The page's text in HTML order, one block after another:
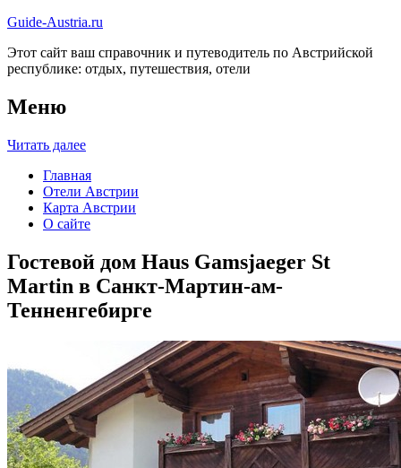
Guide-Austria.ru
Этот сайт ваш справочник и путеводитель по Австрийской
республике: отдых, путешествия, отели
Меню
Читать далее
Главная
Отели Австрии
Карта Австрии
О сайте
Гостевой дом Haus Gamsjaeger St
Martin в Санкт-Мартин-ам-
Тенненгебирге